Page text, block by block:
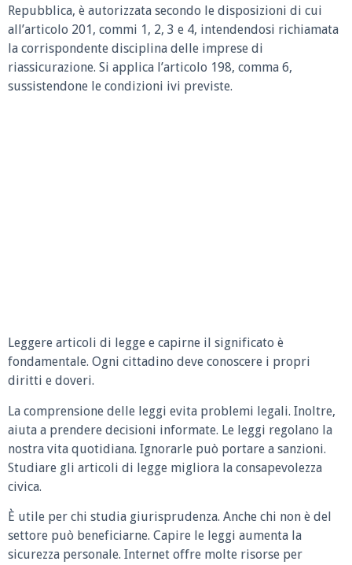
Repubblica, è autorizzata secondo le disposizioni di cui
all’articolo 201, commi 1, 2, 3 e 4, intendendosi richiamata
la corrispondente disciplina delle imprese di
riassicurazione. Si applica l’articolo 198, comma 6,
sussistendone le condizioni ivi previste.
Leggere articoli di legge e capirne il significato è
fondamentale. Ogni cittadino deve conoscere i propri
diritti e doveri.
La comprensione delle leggi evita problemi legali. Inoltre,
aiuta a prendere decisioni informate. Le leggi regolano la
nostra vita quotidiana. Ignorarle può portare a sanzioni.
Studiare gli articoli di legge migliora la consapevolezza
civica.
È utile per chi studia giurisprudenza. Anche chi non è del
settore può beneficiarne. Capire le leggi aumenta la
sicurezza personale. Internet offre molte risorse per